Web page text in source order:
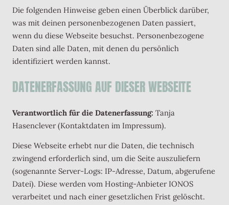
Die folgenden Hinweise geben einen Überblick darüber,
was mit deinen personenbezogenen Daten passiert,
wenn du diese Webseite besuchst. Personenbezogene
Daten sind alle Daten, mit denen du persönlich
identifiziert werden kannst.
DATENERFASSUNG AUF DIESER WEBSEITE
Verantwortlich für die Datenerfassung: Tanja
Hasenclever (Kontaktdaten im Impressum).
Diese Webseite erhebt nur die Daten, die technisch
zwingend erforderlich sind, um die Seite auszuliefern
(sogenannte Server-Logs: IP-Adresse, Datum, abgerufene
Datei). Diese werden vom Hosting-Anbieter IONOS
verarbeitet und nach einer gesetzlichen Frist gelöscht.